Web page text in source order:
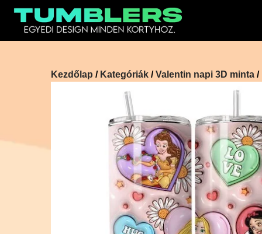
Ugrás
tartalomra
Kezdőlap / Kategóriák /Valentin napi 3D minta /